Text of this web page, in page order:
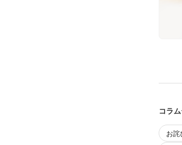
コラ
お詫